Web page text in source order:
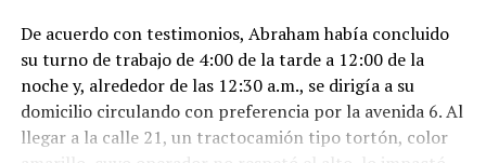
De acuerdo con testimonios, Abraham había concluido
su turno de trabajo de 4:00 de la tarde a 12:00 de la
noche y, alrededor de las 12:30 a.m., se dirigía a su
domicilio circulando con preferencia por la avenida 6. Al
llegar a la calle 21, un tractocamión tipo tortón, color